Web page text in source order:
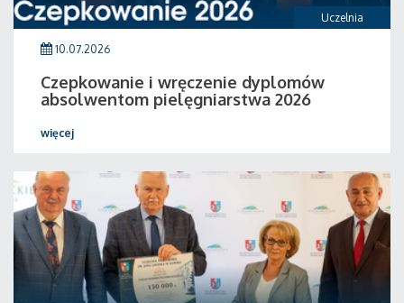
Uczelnia
10.07.2026
Czepkowanie i wręczenie dyplomów
absolwentom pielęgniarstwa 2026
więcej